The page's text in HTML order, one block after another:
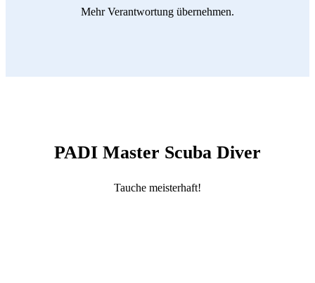
Mehr Verantwortung übernehmen.
PADI Master Scuba Diver
Tauche meisterhaft!